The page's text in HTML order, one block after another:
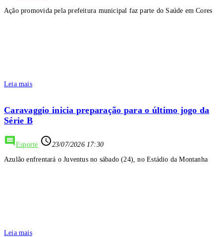
Ação promovida pela prefeitura municipal faz parte do Saúde em Cores
Leia mais
Caravaggio inicia preparação para o último jogo da
Série B
comment Esporte access_time23/07/2026 17:30
Azulão enfrentará o Juventus no sábado (24), no Estádio da Montanha
Leia mais